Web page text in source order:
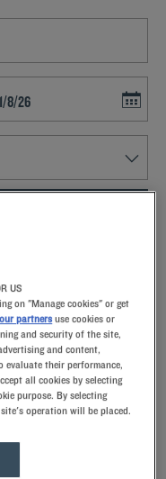
Dann buchen Sie
Sie Frankreichs
Sie unsere Kyriad-
US
on "Manage cookies" or get
our partners use cookies or
and security of the site,
and content,
evaluate their performance,
all cookies by selecting
purpose. By selecting
operation will be placed.